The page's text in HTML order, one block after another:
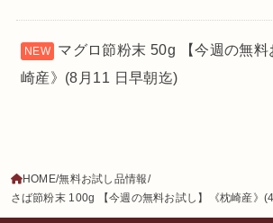
マグロ節粉末 50g 【今週の無料
崎産》(8月11 日早朝迄)
HOME 無料お試し品情報
さば節粉末 100g 【今週の無料お試し】《枕崎産》